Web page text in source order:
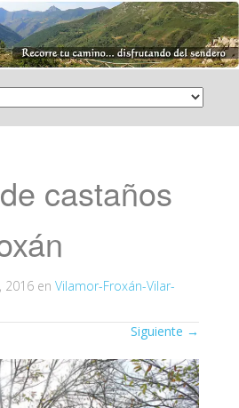
castaños
2016 en Vilamor-Froxán-Vilar-
Siguiente →